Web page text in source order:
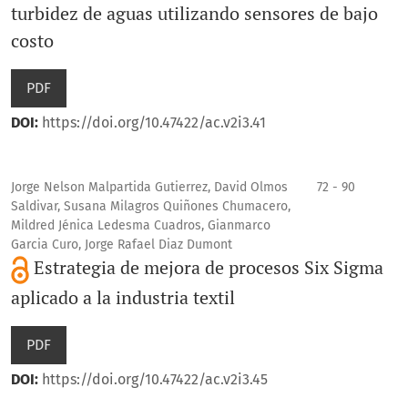
turbidez de aguas utilizando sensores de bajo
costo
PDF
DOI: https://doi.org/10.47422/ac.v2i3.41
Jorge Nelson Malpartida Gutierrez, David Olmos
Saldivar, Susana Milagros Quiñones Chumacero,
Mildred Jénica Ledesma Cuadros, Gianmarco
Garcia Curo, Jorge Rafael Diaz Dumont
72 - 90
Estrategia de mejora de procesos Six Sigma
aplicado a la industria textil
PDF
DOI: https://doi.org/10.47422/ac.v2i3.45